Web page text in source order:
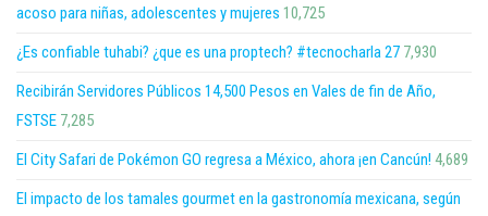
acoso para niñas, adolescentes y mujeres 10,725
¿Es confiable tuhabi? ¿que es una proptech? #tecnocharla 27 7,930
Recibirán Servidores Públicos 14,500 Pesos en Vales de fin de Año,
FSTSE 7,285
El City Safari de Pokémon GO regresa a México, ahora ¡en Cancún! 4,689
El impacto de los tamales gourmet en la gastronomía mexicana, según